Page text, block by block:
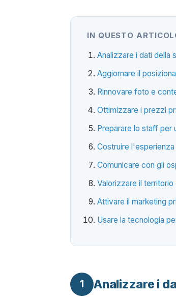
IN QUESTO
Analizzare i dati della
Aggiornare il
Rinnovare foto e
Ottimizzare i prezzi
Preparare lo staff per
Costruire
Comunicare con gli
Valorizzare il
Attivare il marketing
Usare la tecnologia
1 Analizzare i